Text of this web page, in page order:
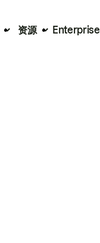
资源 Enterprise